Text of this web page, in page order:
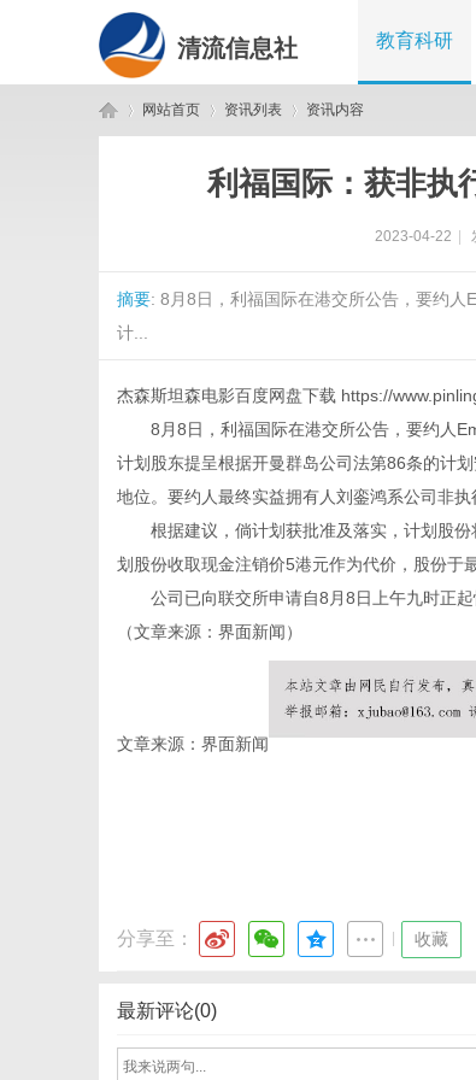
清流信息社 教育科研
网站首页 资讯列表 资讯内容
利福国际：获非执
2023-04-22
摘要: 8月8日，利福国际在港交所公告，要约
计...
杰森斯坦森电影百度网盘下载 https://
8月8日，利福国际在港交所公告，要约人
计划股东提呈根据开曼群岛公司法第86条的计
地位。要约人最终实益拥有人刘銮鸿系公司非执
根据建议，倘计划获批准及落实，计划股份
划股份收取现金注销价5港元作为代价，股份于
公司已向联交所申请自8月8日上午九时正起
（文章来源：界面新闻）
文章来源：界面新闻
分享至： 收藏
最新评论(0)